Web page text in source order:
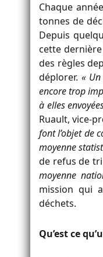
Chaque
tonnes de
Depuis
cette
des règles
déplorer. «
encore trop
à elles
Ruault, vice-
font l’objet de
moyenne
de refus de
moyenne
mission qui
déchets.
Qu’est ce